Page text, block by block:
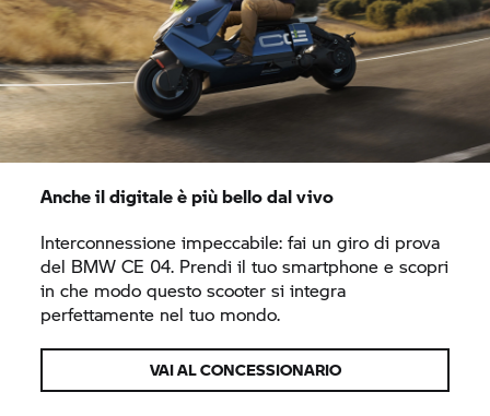
Anche il digitale è più bello dal vivo
Interconnessione impeccabile: fai un giro di prova
del BMWCE 04. Prendi il tuo smartphone e scopri
in che modo questo scooter si integra
perfettamente nel tuo mondo.
VAI AL CONCESSIONARIO